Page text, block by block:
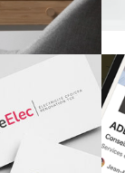
aux